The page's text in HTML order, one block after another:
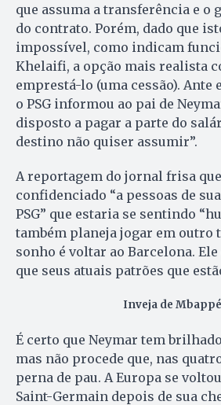
que assuma a transferência e o
do contrato. Porém, dado que
impossível, como indicam
Khelaifi, a opção mais realista
emprestá-lo (uma cessão). Ante
o PSG informou ao pai de
disposto a pagar a parte do
destino não quiser assumir”.
A reportagem do jornal frisa
confidenciado “a pessoas de
PSG” que estaria se sentindo
também planeja jogar em outro
sonho é voltar ao Barcelona.
que seus atuais patrões que
Inveja de
É certo que Neymar tem
mas não procede que, nas
perna de pau. A Europa se
Saint-Germain depois de sua